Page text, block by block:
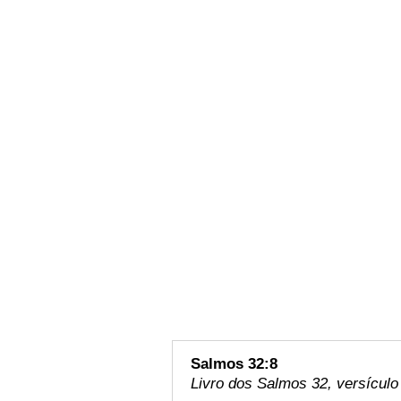
Salmos 32:8
Livro dos Salmos 32, versículo